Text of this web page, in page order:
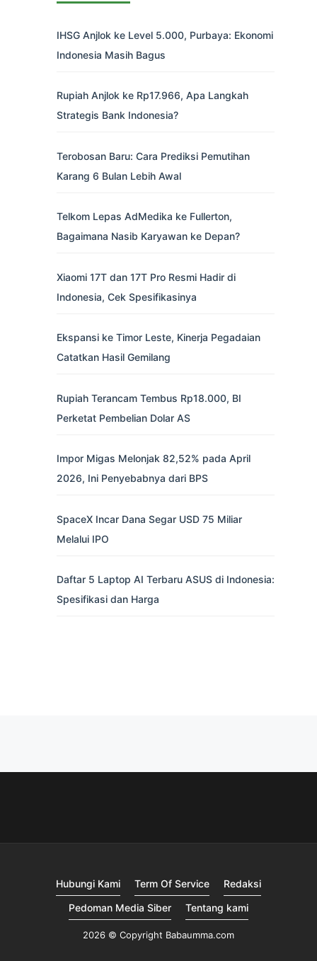
IHSG Anjlok ke Level 5.000, Purbaya: Ekonomi
Indonesia Masih Bagus
Rupiah Anjlok ke Rp17.966, Apa Langkah
Strategis Bank Indonesia?
Terobosan Baru: Cara Prediksi Pemutihan
Karang 6 Bulan Lebih Awal
Telkom Lepas AdMedika ke Fullerton,
Bagaimana Nasib Karyawan ke Depan?
Xiaomi 17T dan 17T Pro Resmi Hadir di
Indonesia, Cek Spesifikasinya
Ekspansi ke Timor Leste, Kinerja Pegadaian
Catatkan Hasil Gemilang
Rupiah Terancam Tembus Rp18.000, BI
Perketat Pembelian Dolar AS
Impor Migas Melonjak 82,52% pada April
2026, Ini Penyebabnya dari BPS
SpaceX Incar Dana Segar USD 75 Miliar
Melalui IPO
Daftar 5 Laptop AI Terbaru ASUS di Indonesia:
Spesifikasi dan Harga
Hubungi Kami Term Of Service
Redaksi
Pedoman Media Siber
Tentang kami
2026 © Copyright Babaumma.com